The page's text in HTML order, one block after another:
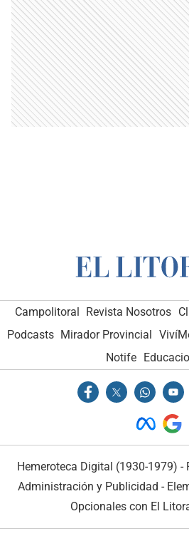
Campolitoral Revista Nosotros
Podcasts Mirador Provincial
Notife
Hemeroteca Digital (1930-1979) -
Administración y Publicidad -
Opcionales con El